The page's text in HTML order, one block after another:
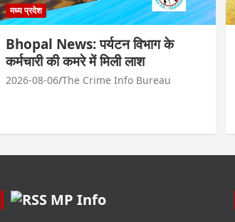
मध्य प्रदेश
Bhopal News: पर्यटन विभाग के
कर्मचारी की कमरे में मिली लाश
2026-08-06 The Crime Info Bureau
MP Info